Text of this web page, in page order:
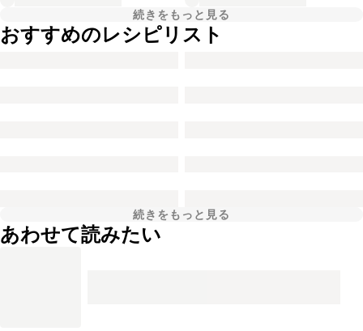
続きをもっと見る
おすすめのレシピリスト
続きをもっと見る
あわせて読みたい